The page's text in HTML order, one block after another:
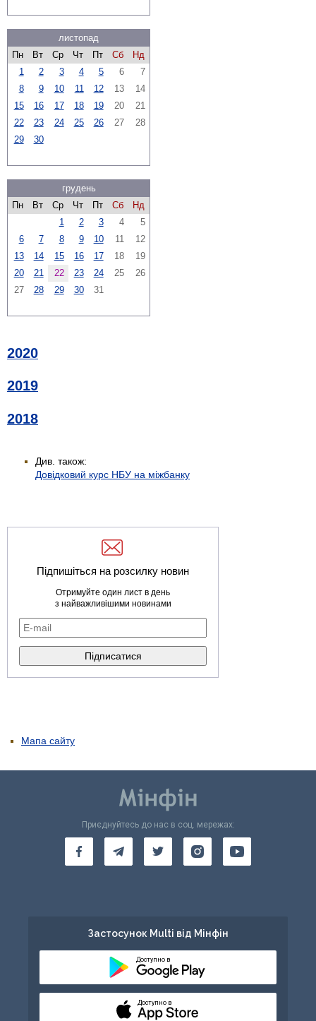
листопад
Пн
Вт Ср Чт Пт Сб
Нд
1
2 3 4 5 6
7
8
9 10 11 12 13
14
15
16 17 18 19 20
21
22
23 24 25 26 27
28
29
30
грудень
Пн
Вт Ср Чт Пт Сб
Нд
1
2 3 4
5
6
7 8 9 10 11
12
13
14 15 16 17 18
19
20
21 22 23 24 25
26
27
28 29 30 31
2020
2019
2018
Див. також:
Довідковий курс НБУ на міжбанку
Підпишіться на розсилку новин
Отримуйте один лист в день
з найважливішими новинами
Мапа сайту
Приєднуйтесь до нас в соц. мережах:
Застосунок Multi від Мінфін
Доступно в
Доступно в